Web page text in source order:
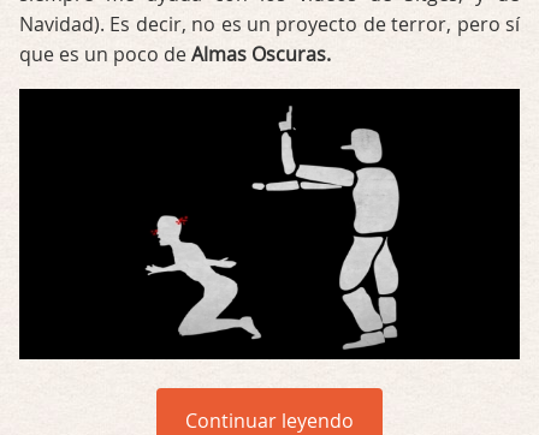
Navidad). Es decir, no es un proyecto de terror, pero sí
que es un poco deAlmas Oscuras.
Continuar leyendo